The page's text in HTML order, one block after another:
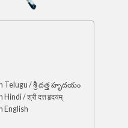
Telugu / శ్రీ దత్త హృదయం
/ श्री दत्त हृदयम्
English